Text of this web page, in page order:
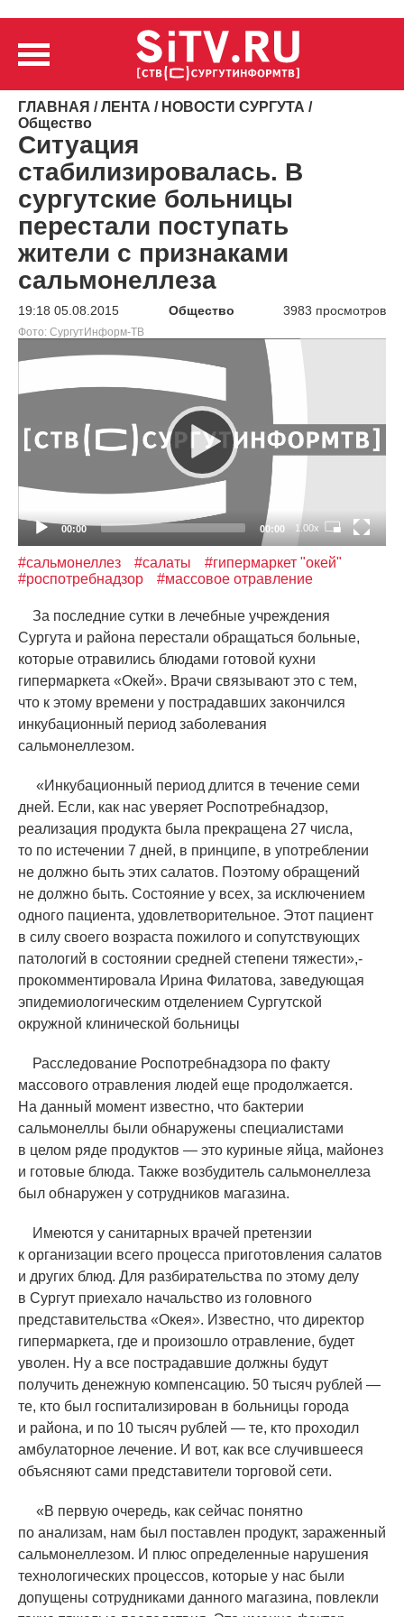
ГЛАВНАЯ /ЛЕНТА / НОВОСТИ СУРГУТА /
Общество
Ситуация
стабилизировалась. В
сургутские больницы
перестали поступать
жители с признаками
сальмонеллеза
19:18 05.08.2015 Общество 3983 просмотров
Фото: СургутИнформ-ТВ
00:00 00:00 1.00x
#сальмонеллез #салаты
#гипермаркет "окей"
#роспотребнадзор
#массовое отравление
За последние сутки в лечебные учреждения
Сургута и района перестали обращаться больные,
которые отравились блюдами готовой кухни
гипермаркета «Окей». Врачи связывают это с тем,
что к этому времени у пострадавших закончился
инкубационный период заболевания
сальмонеллезом.
«Инкубационный период длится в течение семи
дней. Если, как нас уверяет Роспотребнадзор,
реализация продукта была прекращена 27 числа,
то по истечении 7 дней, в принципе, в употреблении
не должно быть этих салатов. Поэтому обращений
не должно быть. Состояние у всех, за исключением
одного пациента, удовлетворительное. Этот пациент
в силу своего возраста пожилого и сопутствующих
патологий в состоянии средней степени тяжести»,-
прокомментировала Ирина Филатова, заведующая
эпидемиологическим отделением Сургутской
окружной клинической больницы
Расследование Роспотребнадзора по факту
массового отравления людей еще продолжается.
На данный момент известно, что бактерии
сальмонеллы были обнаружены специалистами
в целом ряде продуктов — это куриные яйца, майонез
и готовые блюда. Также возбудитель сальмонеллеза
был обнаружен у сотрудников магазина.
Имеются у санитарных врачей претензии
к организации всего процесса приготовления салатов
и других блюд. Для разбирательства по этому делу
в Сургут приехало начальство из головного
представительства «Окея». Известно, что директор
гипермаркета, где и произошло отравление, будет
уволен. Ну а все пострадавшие должны будут
получить денежную компенсацию. 50 тысяч рублей —
те, кто был госпитализирован в больницы города
и района, и по 10 тысяч рублей — те, кто проходил
амбулаторное лечение. И вот, как все случившееся
объясняют сами представители торговой сети.
«В первую очередь, как сейчас понятно
по анализам, нам был поставлен продукт, зараженный
сальмонеллезом. И плюс определенные нарушения
технологических процессов, которые у нас были
допущены сотрудниками данного магазина, повлекли